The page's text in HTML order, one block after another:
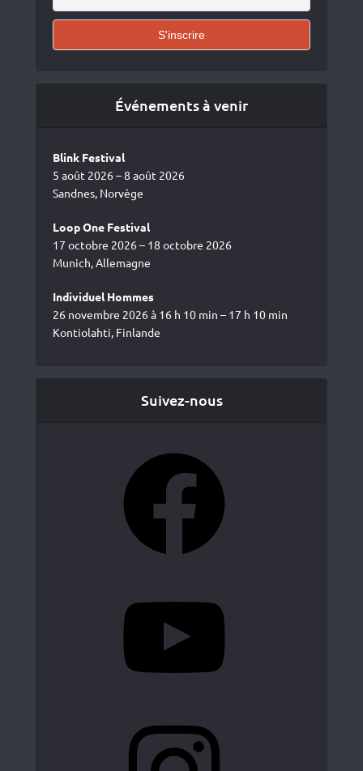
Événements à venir
Blink Festival
5 août 2026 – 8 août 2026
Sandnes, Norvège
Loop One Festival
17 octobre 2026 – 18 octobre 2026
Munich, Allemagne
Individuel Hommes
26 novembre 2026 à 16 h 10 min – 17 h 10 min
Kontiolahti, Finlande
Suivez-nous